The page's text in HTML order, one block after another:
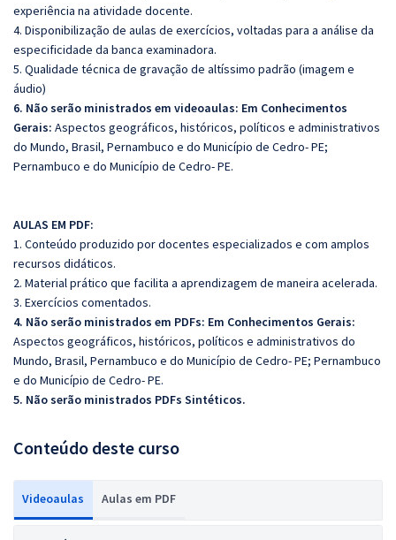
experiência na atividade docente.
4. Disponibilização de aulas de exercícios, voltadas para a análise da
especificidade da banca examinadora.
5. Qualidade técnica de gravação de altíssimo padrão (imagem e
áudio)
6. Não serão ministrados em videoaulas: Em Conhecimentos
Gerais: Aspectos geográficos, históricos, políticos e administrativos
do Mundo, Brasil, Pernambuco e do Município de Cedro- PE;
Pernambuco e do Município de Cedro- PE.
AULAS EM PDF:
1. Conteúdo produzido por docentes especializados e com amplos
recursos didáticos.
2. Material prático que facilita a aprendizagem de maneira acelerada.
3. Exercícios comentados.
4. Não serão ministrados em PDFs: Em Conhecimentos Gerais:
Aspectos geográficos, históricos, políticos e administrativos do
Mundo, Brasil, Pernambuco e do Município de Cedro- PE; Pernambuco
e do Município de Cedro- PE.
5. Não serão ministrados PDFs Sintéticos.
Conteúdo deste curso
Videoaulas Aulas em PDF